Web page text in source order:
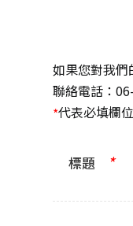
如果您對我
聯絡電話：
*代表必填欄位
標題 *